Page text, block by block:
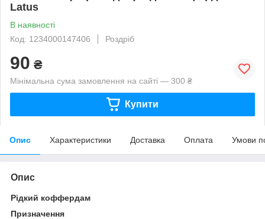
Latus
В наявності
Код: 1234000147406
Роздріб
90 ₴
Мінімальна сума замовлення на сайті — 300 ₴
Купити
Опис Характеристики Доставка Оплата Умови
Опис
Рідкий коффердам
Призначення